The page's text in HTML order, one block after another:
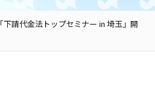
「下請代金法トップセミナー in 埼玉」開